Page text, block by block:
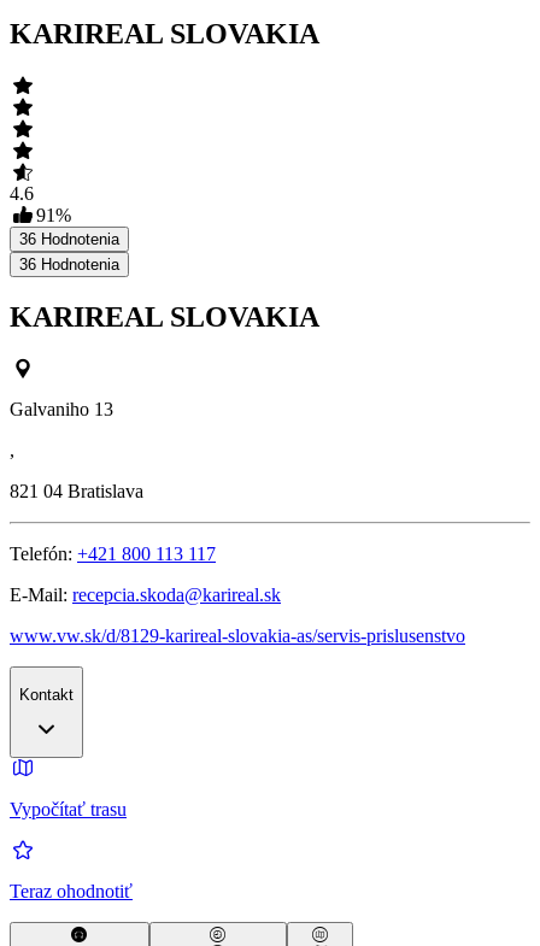
KARIREAL SLOVAKIA
4.6
91%
36 Hodnotenia
36 Hodnotenia
KARIREAL SLOVAKIA
Galvaniho 13
,
821 04 Bratislava
Telefón: +421 800 113 117
E-Mail: recepcia.skoda@karireal.sk
www.vw.sk/d/8129-karireal-slovakia-as/servis-prislusenstvo
Kontakt
Vypočítať trasu
Teraz ohodnotiť